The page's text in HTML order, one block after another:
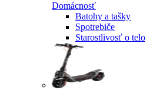
Domácnosť
Batohy a tašky
Spotrebiče
Starostlivosť o telo